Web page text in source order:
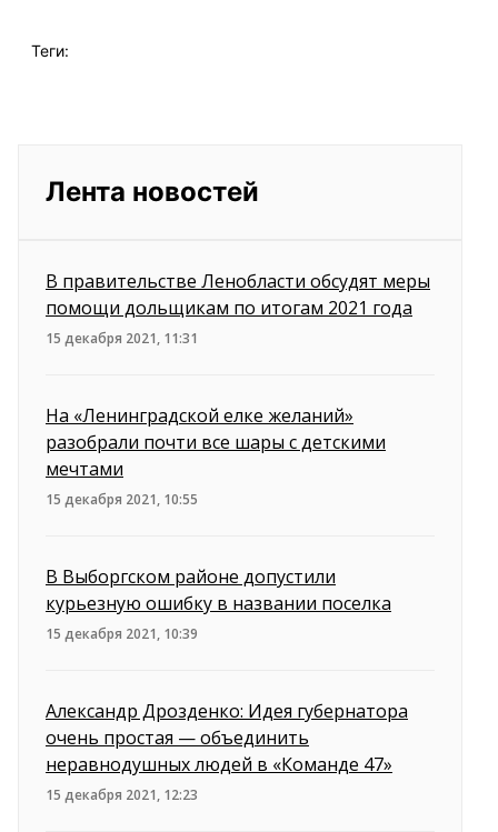
Теги:
Лента новостей
В правительстве Ленобласти обсудят меры
помощи дольщикам по итогам 2021 года
15 декабря 2021, 11:31
На «Ленинградской елке желаний»
разобрали почти все шары с детскими
мечтами
15 декабря 2021, 10:55
В Выборгском районе допустили
курьезную ошибку в названии поселка
15 декабря 2021, 10:39
Александр Дрозденко: Идея губернатора
очень простая — объединить
неравнодушных людей в «Команде 47»
15 декабря 2021, 12:23